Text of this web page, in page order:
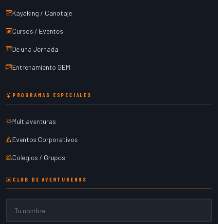
Kayaking / Canotaje
Cursos / Eventos
De una Jornada
Entrenamiento GEM
PROGRAMAS ESPECIALES
Multiaventuras
Eventos Corporativos
Colegios / Grupos
CLUB DE AVENTUREROS